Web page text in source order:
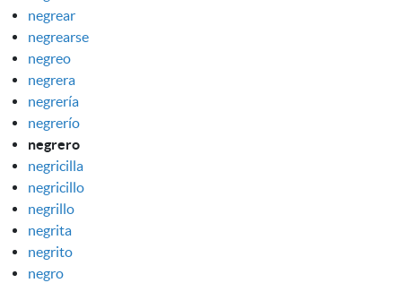
negrear
negrearse
negreo
negrera
negrería
negrerío
negrero
negricilla
negricillo
negrillo
negrita
negrito
negro